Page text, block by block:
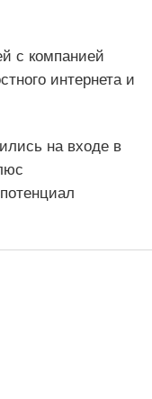
с компанией
интернета и
на входе в